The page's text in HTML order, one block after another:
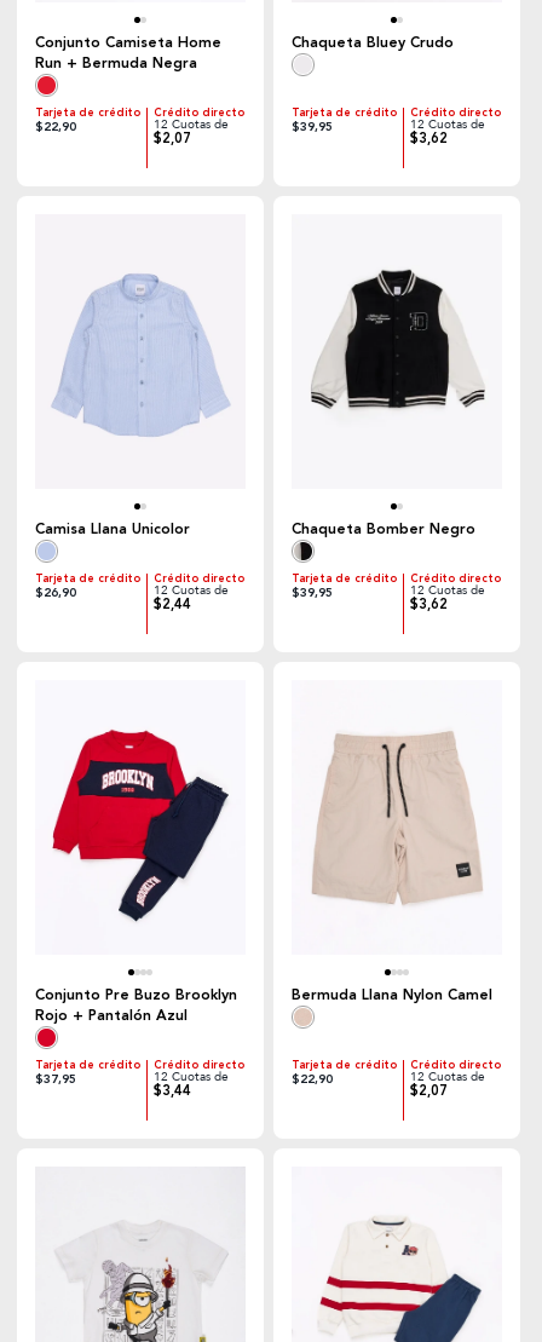
Conjunto Camiseta Home
Run + Bermuda Negra
Tarjeta de crédito
$22,90
Crédito directo
12 Cuotas de
$2,07
Chaqueta Bluey Crudo
Tarjeta de crédito
$39,95
Crédito directo
12 Cuotas de
$3,62
Camisa Llana Unicolor
Tarjeta de crédito
$26,90
Crédito directo
12 Cuotas de
$2,44
Chaqueta Bomber Negro
Tarjeta de crédito
$39,95
Crédito directo
12 Cuotas de
$3,62
Conjunto Pre Buzo Brooklyn
Rojo + Pantalón Azul
Tarjeta de crédito
$37,95
Crédito directo
12 Cuotas de
$3,44
Bermuda Llana Nylon Camel
Tarjeta de crédito
$22,90
Crédito directo
12 Cuotas de
$2,07